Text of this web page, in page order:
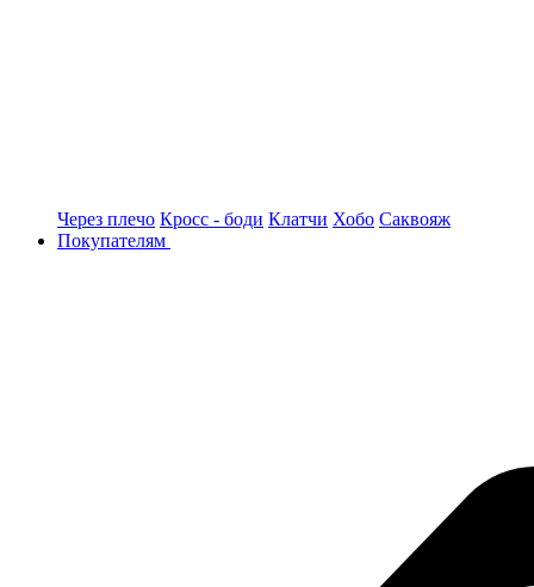
Через плечо Кросс - боди Клатчи Хобо Саквояж
Покупателям